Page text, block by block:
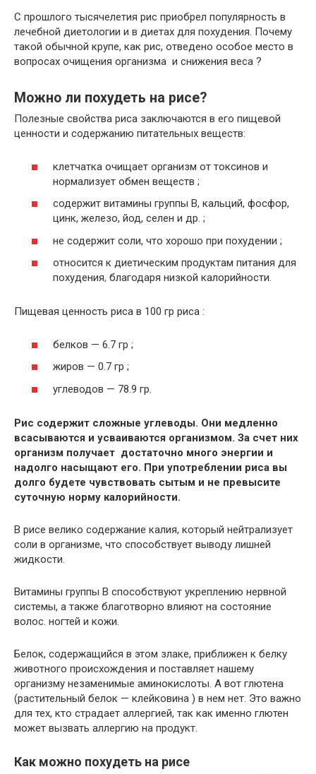
С прошлого тысячелетия рис приобрел популярность в
лечебной диетологии и в диетах для похудения. Почему
такой обычной крупе, как рис, отведено особое место в
вопросах очищения организма и снижения веса ?
Можно ли похудеть на рисе?
Полезные свойства риса заключаются в его пищевой
ценности и содержанию питательных веществ:
клетчатка очищает организм от токсинов и
нормализует обмен веществ ;
содержит витамины группы В, кальций, фосфор,
цинк, железо, йод, селен и др. ;
не содержит соли, что хорошо при похудении ;
относится к диетическим продуктам питания для
похудения, благодаря низкой калорийности.
Пищевая ценность риса в 100 гр риса :
белков — 6.7 гр ;
жиров — 0.7 гр ;
углеводов — 78.9 гр.
Рис содержит сложные углеводы. Они медленно
всасываются и усваиваются организмом. За счет них
организм получает достаточно много энергии и
надолго насыщают его. При употреблении риса вы
долго будете чувствовать сытым и не превысите
суточную норму калорийности.
В рисе велико содержание калия, который нейтрализует
соли в организме, что способствует выводу лишней
жидкости.
Витамины группы В способствуют укреплению нервной
системы, а также благотворно влияют на состояние
волос. ногтей и кожи.
Белок, содержащийся в этом злаке, приближен к белку
животного происхождения и поставляет нашему
организму незаменимые аминокислоты. А вот глютена
(растительный белок — клейковина ) в нем нет. Это важно
для тех, кто страдает аллергией, так как именно глютен
может вызвать аллергию на продукт.
Как можно похудеть на рисе